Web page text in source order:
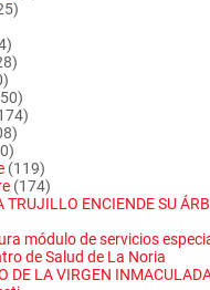
(119)
(174)
TRUJILLO ENCIENDE SU
módulo de servicios
de Salud de La Noria
DE LA VIRGEN